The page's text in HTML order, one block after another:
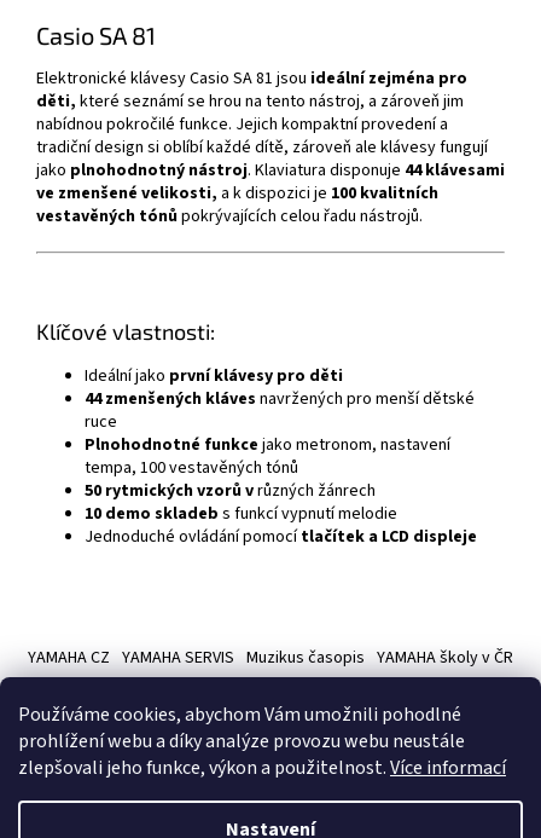
Používáme cookies, abychom Vám umožnili pohodlné
prohlížení webu a díky analýze provozu webu neustále
zlepšovali jeho funkce, výkon a použitelnost.Více informací
Nastavení
Casio SA 81
Elektronické klávesy Casio SA 81 jsou ideální zejména pro
děti, které seznámí se hrou na tento nástroj, a zároveň jim
nabídnou pokročilé funkce. Jejich kompaktní provedení a
tradiční design si oblíbí každé dítě, zároveň ale klávesy fungují
jako plnohodnotný nástroj. Klaviatura disponuje 44 klávesami
ve zmenšené velikosti, a k dispozici je 100 kvalitních
vestavěných tónůpokrývajících celou řadu nástrojů.
Klíčové vlastnosti:
Ideální jako první klávesy pro děti
44 zmenšených kláves navržených pro menší dětské
ruce
Plnohodnotné funkce jako metronom, nastavení
tempa, 100 vestavěných tónů
50 rytmických vzorů vrůzných žánrech
10 demo skladeb s funkcí vypnutí melodie
Jednoduché ovládání pomocí tlačítek a LCD displeje
p
YAMAHA CZ YAMAHA SERVIS Muzikus časopis YAMAHA školy v ČR